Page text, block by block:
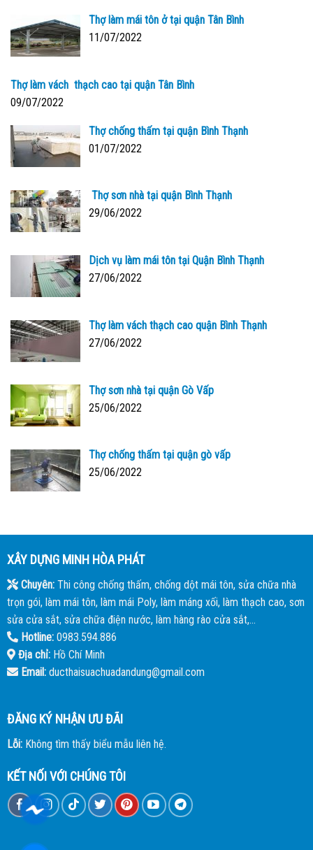
Thợ làm mái tôn ở tại quận Tân Bình
11/07/2022
Thợ làm vách thạch cao tại quận Tân Bình
09/07/2022
Thợ chống thấm tại quận Bình Thạnh
01/07/2022
Thợ sơn nhà tại quận Bình Thạnh
29/06/2022
Dịch vụ làm mái tôn tại Quận Bình Thạnh
27/06/2022
Thợ làm vách thạch cao quận Bình Thạnh
27/06/2022
Thợ sơn nhà tại quận Gò Vấp
25/06/2022
Thợ chống thấm tại quận gò vấp
25/06/2022
XÂY DỰNG MINH HÒA PHÁT
Chuyên:Thi công chống thấm, chống dột mái tôn, sửa chữa nhà
trọn gói, làm mái tôn, làm mái Poly, làm máng xối, làm thạch cao, sơn
sửa cửa sắt, sửa chữa điện nước, làm hàng rào cửa sắt,...
Hotline:0983.594.886
Địa chỉ:Hồ Chí Minh
Email:ducthaisuachuadandung@gmail.com
ĐĂNG KÝ NHẬN ƯU ĐÃI
Lỗi:Không tìm thấy biểu mẫu liên hệ.
KẾT NỐI VỚI CHÚNG TÔI